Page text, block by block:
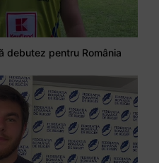
debutez pentru România